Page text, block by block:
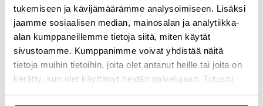
tukemiseen ja kävijämäärämme analysoimiseen. Lisäksi
jaamme sosiaalisen median, mainosalan ja analytiikka-
alan kumppaneillemme tietoja siitä, miten käytät
sivustoamme. Kumppanimme voivat yhdistää näitä
tietoja muihin tietoihin, joita olet antanut heille tai joita on
kerätty, kun olet käyttänyt heidän palvelujaan. Tutustu
Lisätietoja tuotteesta
Phoenix Contact